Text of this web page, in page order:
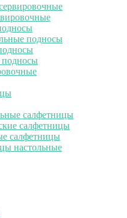
подносы
салфетницы
салфетницы
салфетницы
настольные